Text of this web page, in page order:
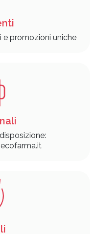
e promozioni uniche